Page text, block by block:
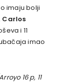
imaju bolji
Carlos
i 11
imao
16 p, 11